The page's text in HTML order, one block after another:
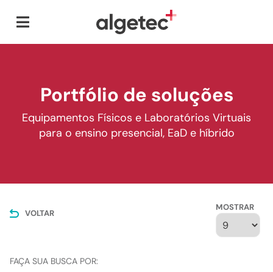
Portfólio de soluções
Equipamentos Físicos e Laboratórios Virtuais
para o ensino presencial, EaD e híbrido
VOLTAR
MOSTRAR
FAÇA SUA BUSCA POR: